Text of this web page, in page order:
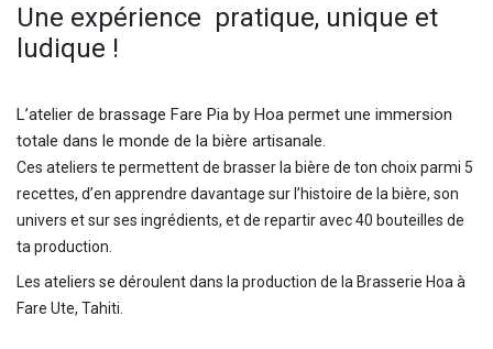
Une expérience pratique, unique et
ludique !
L’atelier de brassage Fare Pia by Hoa permet une immersion
totale dans le monde de la bière artisanale.
Ces ateliers te permettent de brasser la bière de ton choix parmi 5
recettes, d’en apprendre davantage sur l’histoire de la bière, son
univers et sur ses ingrédients, et de repartir avec 40 bouteilles de
ta production.
Les ateliers se déroulent dans la production de la Brasserie Hoa à
Fare Ute, Tahiti.